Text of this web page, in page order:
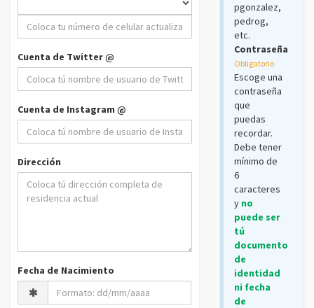
Cuenta de Twitter @
Cuenta de Instagram @
Dirección
Fecha de Nacimiento
pgonzalez,
pedrog,
etc.
Contraseña
Obligatorio
Escoge una
contraseña
que
puedas
recordar.
Debe tener
mínimo de
6
caracteres
y no
puede ser
tú
documento
de
identidad
ni fecha
de